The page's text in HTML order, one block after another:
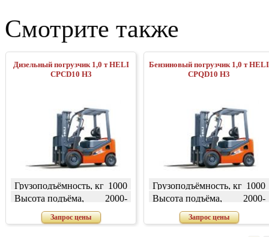
Смотрите также
Дизельный погрузчик 1,0 т HELI
CPСD10 H3
Грузоподъёмность, кг 1000
Высота подъёма,
2000-
Запрос цены
Бензиновый погрузчик 1,0 т HELI
CPQD10 H3
Грузоподъёмность, кг 1000
Высота подъёма,
2000-
Запрос цены